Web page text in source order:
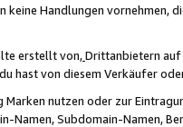
Handlungen vornehmen,
erstellt von,Drittanbietern auf
hast von diesem Verkäufer
nutzen oder zur
Namen, Subdomain-Namen,